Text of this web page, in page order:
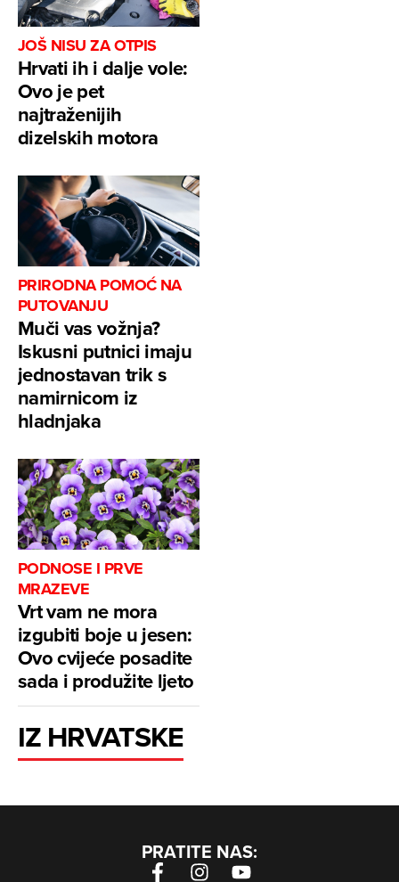
JOŠ NISU ZA OTPIS
Hrvati ih i dalje vole:
Ovo je pet
najtraženijih
dizelskih motora
PRIRODNA POMOĆ NA
PUTOVANJU
Muči vas vožnja?
Iskusni putnici imaju
jednostavan trik s
namirnicom iz
hladnjaka
PODNOSE I PRVE
MRAZEVE
Vrt vam ne mora
izgubiti boje u jesen:
Ovo cvijeće posadite
sada i produžite ljeto
IZ HRVATSKE
PRATITE NAS: